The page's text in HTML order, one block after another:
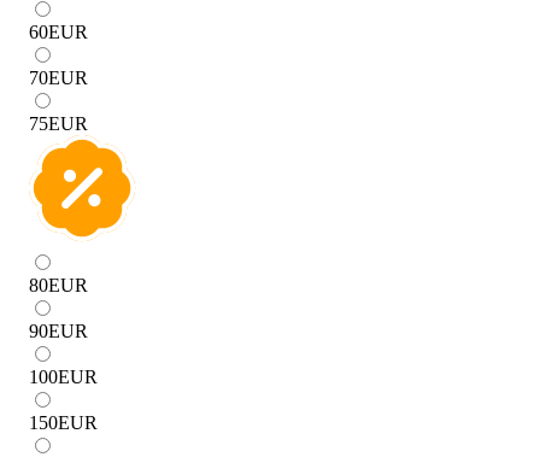
60EUR
70EUR
75EUR
80EUR
90EUR
100EUR
150EUR